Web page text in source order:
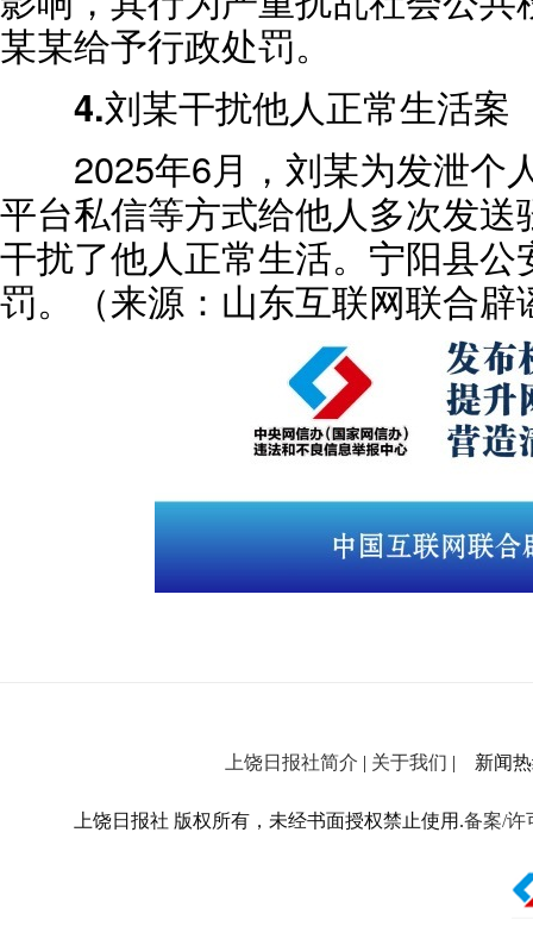
某某给予行政处罚。
4.刘某干扰他人正常生活案
2025年6月，刘某为发泄个
平台私信等方式给他人多次发
干扰了他人正常生活。宁阳县
罚。（来源：山东互联网联合辟
上饶日报社简介 | 关于我们 | 新闻热
上饶日报社 版权所有，未经书面授权禁止使用.备案/许